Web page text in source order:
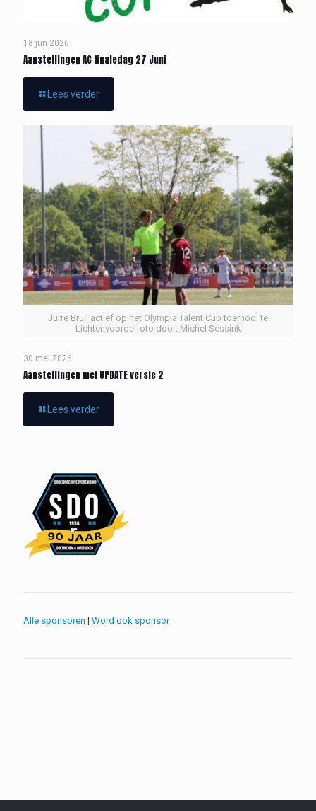
18 jun 2026
Aanstellingen AC finaledag 27 Juni
Lees verder
Jurre Bruil actief op het Olympia Talent Cup toernooi te
Lichtenvoorde foto door: Michel Sessink
30 mei 2026
Aanstellingen mei UPDATE versie 2
Lees verder
Alle sponsoren | Word ook sponsor